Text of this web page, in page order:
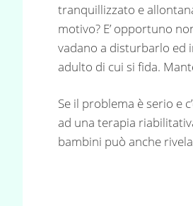
tranquillizzato e
motivo? E’ opportuno
vadano a disturbarlo ed
adulto di cui si fida.
Se il problema è serio e
ad una terapia
bambini può anche